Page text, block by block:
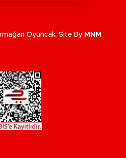
Oyuncak. Site By MNM